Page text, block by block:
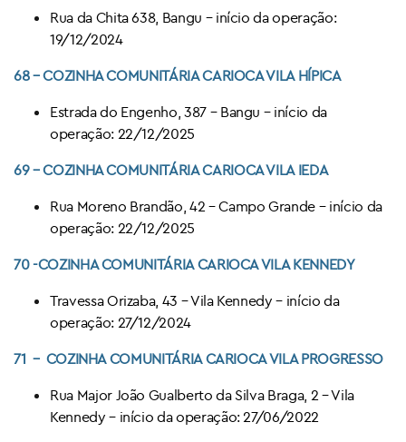
Rua da Chita 638, Bangu – início da operação:
19/12/2024
68 – COZINHA COMUNITÁRIA CARIOCA VILA HÍPICA
Estrada do Engenho, 387 – Bangu – início da
operação: 22/12/2025
69– COZINHA COMUNITÁRIA CARIOCA VILA IEDA
Rua Moreno Brandão, 42 – Campo Grande – início da
operação: 22/12/2025
70 -COZINHA COMUNITÁRIA CARIOCAVILA KENNEDY
Travessa Orizaba, 43 – Vila Kennedy – início da
operação: 27/12/2024
71 – COZINHA COMUNITÁRIA CARIOCA VILA PROGRESSO
Rua Major João Gualberto da Silva Braga, 2 – Vila
Kennedy – início da operação: 27/06/2022